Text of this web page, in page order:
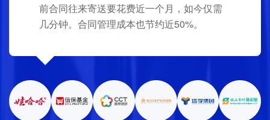
前合同往来寄送要花费近一个月，如今仅需
几分钟。合同管理成本也节约近50%。